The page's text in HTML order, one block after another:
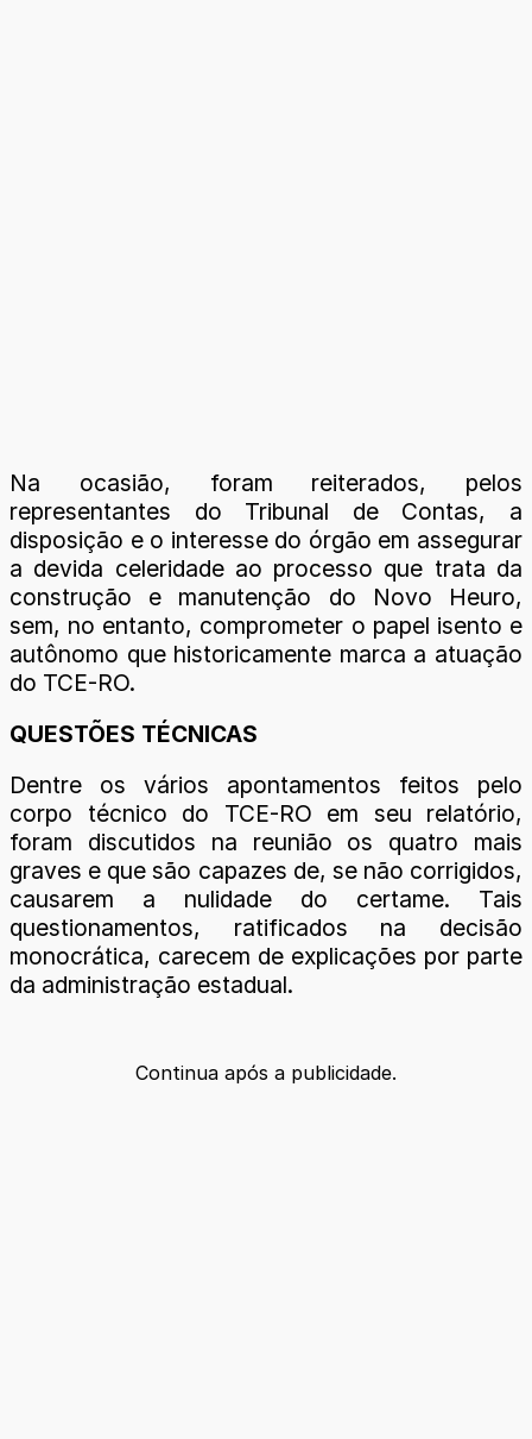
Na ocasião, foram reiterados, pelos
representantes do Tribunal de Contas, a
disposição e o interesse do órgão em assegurar
a devida celeridade ao processo que trata da
construção e manutenção do Novo Heuro,
sem, no entanto, comprometer o papel isento e
autônomo que historicamente marca a atuação
do TCE-RO.
QUESTÕES TÉCNICAS
Dentre os vários apontamentos feitos pelo
corpo técnico do TCE-RO em seu relatório,
foram discutidos na reunião os quatro mais
graves e que são capazes de, se não corrigidos,
causarem a nulidade do certame. Tais
questionamentos, ratificados na decisão
monocrática, carecem de explicações por parte
da administração estadual.
Continua após a publicidade.